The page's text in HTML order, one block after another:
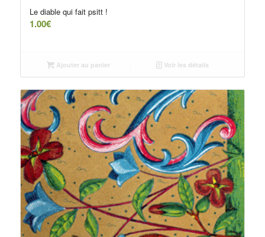
Le diable qui fait psitt !
1.00€
Ajouter au panier Voir les détails